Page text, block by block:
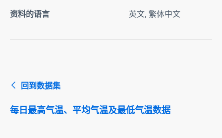
资料的语言
英文, 繁体中文
回到数据集
每日最高气温、平均气温及最低气温数据